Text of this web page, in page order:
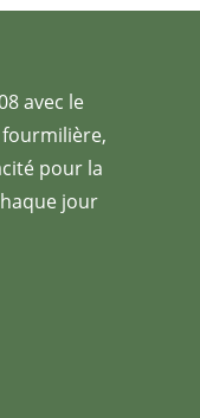
avec le
pour la
jour